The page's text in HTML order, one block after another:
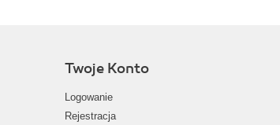
Twoje Konto
Logowanie
Rejestracja